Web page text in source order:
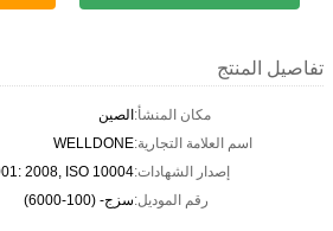
تفاصيل المنتج
مكان المنشأ:الصين
اسم العلامة التجارية:WELLDONE
إصدار الشهادات:2008, ISO 10004
رقم الموديل:سزج- (100-6000)